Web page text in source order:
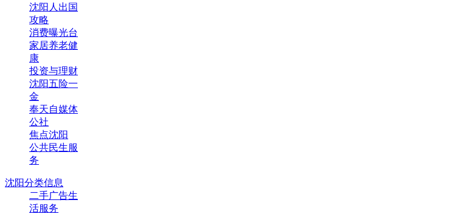
沈阳人出国
攻略
消费曝光台
家居养老健
康
投资与理财
沈阳五险一
金
奉天自媒体
公社
焦点沈阳
公共民生服
务
沈阳分类信息
二手广告生
活服务